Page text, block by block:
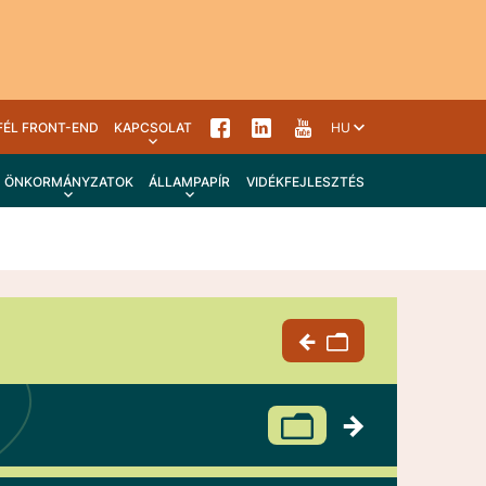
FRONT-END KAPCSOLAT HU
ÖNKORMÁNYZATOK ÁLLAMPAPÍR VIDÉKFEJLESZTÉS